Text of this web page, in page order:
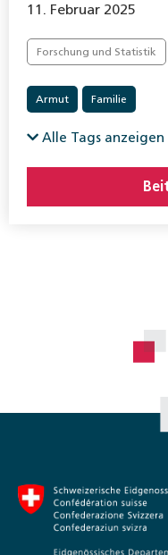
11. Februar 2025
Forschung und Statistik
Armut Familie
Alle Tags anzeigen